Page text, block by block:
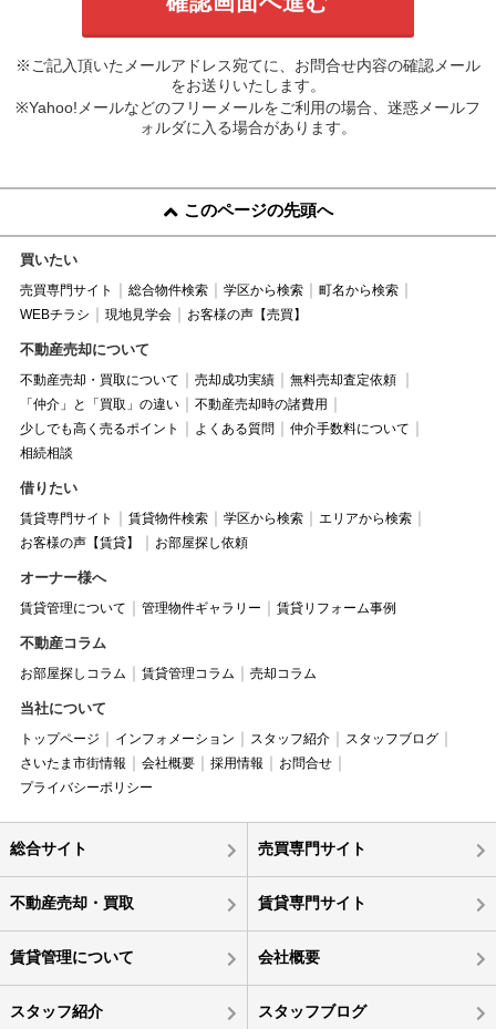
※ご記入頂いたメールアドレス宛てに、お問合せ内容の確認メール
をお送りいたします。
※Yahoo!メールなどのフリーメールをご利用の場合、迷惑メールフ
ォルダに入る場合があります。
このページの先頭へ
買いたい
売買専門サイト 総合物件検索 学区から検索
町名から検索
WEBチラシ
現地見学会 お客様の声【売買】
不動産売却について
不動産売却・買取について 売却成功実績
無料売却査定依頼
「仲介」と「買取」の違い
不動産売却時の諸費用
少しでも高く売るポイント
よくある質問
仲介手数料について
相続相談
借りたい
賃貸専門サイト 賃貸物件検索 学区から検索
エリアから検索
お客様の声【賃貸】
お部屋探し依頼
オーナー様へ
賃貸管理について 管理物件ギャラリー 賃貸リフォーム事例
不動産コラム
お部屋探しコラム 賃貸管理コラム 売却コラム
当社について
トップページ インフォメーション スタッフ紹介
スタッフブログ
さいたま市街情報
会社概要 採用情報
お問合せ
プライバシーポリシー
総合サイト 売買専門サイト
不動産売却・買取 賃貸専門サイト
賃貸管理について 会社概要
スタッフ紹介 スタッフブログ